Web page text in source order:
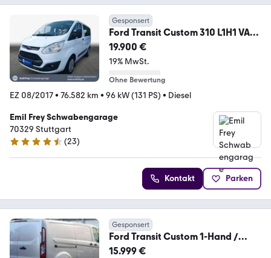
Gesponsert
Ford Transit Custom 310 L1H1 VA
Trend**Zahnriemen+Ins
19.900 €
19% MwSt.
Ohne Bewertung
EZ 08/2017• 76.582 km • 96 kW (131 PS) • Diesel
Emil Frey Schwabengarage
70329 Stuttgart
4.3 Sterne
(23)
Kontakt Parken
Gesponsert
Ford Transit Custom 1-Hand /
KLIMA / TUV AU NEU / 3 X
15.999 €